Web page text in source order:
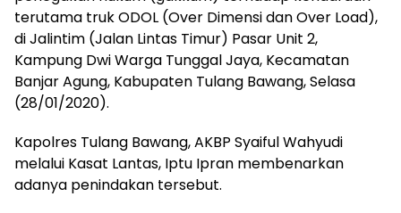
terutama truk ODOL (Over Dimensi dan Over Load),
di Jalintim (Jalan Lintas Timur) Pasar Unit 2,
Kampung Dwi Warga Tunggal Jaya, Kecamatan
Banjar Agung, Kabupaten Tulang Bawang, Selasa
(28/01/2020).
Kapolres Tulang Bawang, AKBP Syaiful Wahyudi
melalui Kasat Lantas, Iptu Ipran membenarkan
adanya penindakan tersebut.